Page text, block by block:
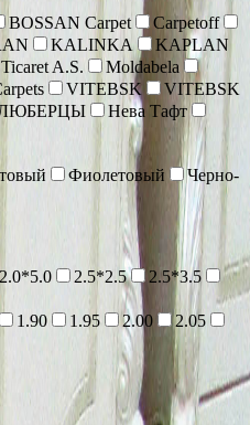
BOSSAN Carpet
Carpetoff
KALINKA
KAPLAN
A.S.
Moldabela
VITEBSK
VITEBSK
Нева Тафт
Фиолетовый
Черно-
2.0*5.0 2.5*2.5
2.5*3.5
1.90 1.95 2.00
2.05